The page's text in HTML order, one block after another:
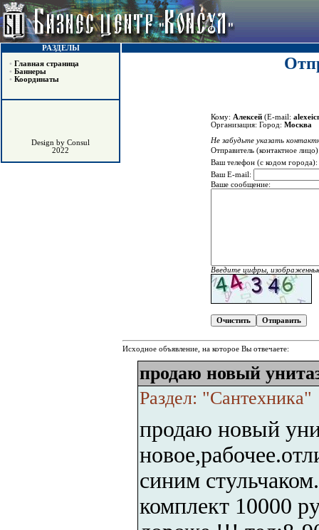
РАЗДЕЛЫ
• Главная страница
• Баннеры
• Координаты
Design by Consul
2022
Кому: Алексей (E-mail:
Организация: Город: Москва
Не забудьте указать
Отправитель (контактное
Ваш телефон (с кодом города):
Ваш E-mail:
Ваше сообщение:
Введите цифры,
Исходное объявление, на которое Вы отвечаете:
продаю новый
Раздел: "Сантехника"
продаю новый
синим
комплект 10000